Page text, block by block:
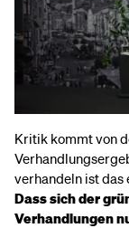
Kritik kommt von
verhandeln ist das
Dass sich der
Verhandlungen